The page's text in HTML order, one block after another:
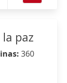
paz
360